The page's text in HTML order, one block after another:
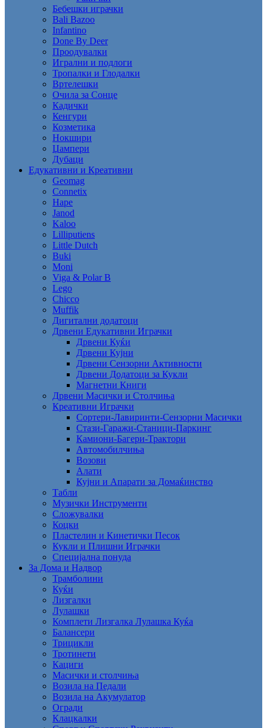
Бебешки играчки
Bali Bazoo
Infantino
Done By Deer
Проодувалки
Игрални и подлоги
Тропалки и Глодалки
Вртелешки
Очила за Сонце
Кадички
Кенгури
Козметика
Нокшири
Џампери
Дубаци
Едукативни и Креативни
Geomag
Connetix
Hape
Janod
Kaloo
Lilliputiens
Little Dutch
Buki
Moni
Viga & Polar B
Lego
Chicco
Muffik
Дигитални додатоци
Дрвени Едукативни Играчки
Дрвени Куќи
Дрвени Кујни
Дрвени Сензорни Активности
Дрвени Додатоци за Кукли
Магнетни Книги
Дрвени Масички и Столчиња
Креативни Играчки
Сортери-Лавиринти-Сензорни Масички
Стази-Гаражи-Станици-Паркинг
Камиони-Багери-Трактори
Автомобилчиња
Возови
Алати
Кујни и Апарати за Домаќинство
Табли
Музички Инструменти
Сложувалки
Коцки
Пластелин и Кинетички Песок
Кукли и Плишни Играчки
Специјална понуда
За Дома и Надвор
Трамболини
Куќи
Лизгалки
Лулашки
Комплети Лизгалка Лулашка Куќа
Балансери
Трицикли
Тротинети
Кациги
Mасички и столчиња
Возила на Педали
Возила на Акумулатор
Огради
Клацкалки